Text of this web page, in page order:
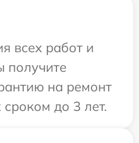
всех работ и
получите
на ремонт
до 3 лет.